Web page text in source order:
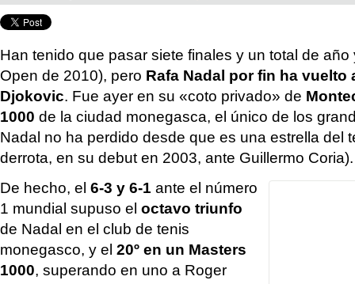
Han tenido que pasar siete finales y un total de
Open de 2010), pero Rafa Nadal por fin ha vuelto
Djokovic. Fue ayer en su «coto privado» de
1000 de la ciudad monegasca, el único de los
Nadal no ha perdido desde que es una estrella del
derrota, en su debut en 2003, ante Guillermo Coria).
De hecho, el 6-3 y 6-1 ante el número
1 mundial supuso el octavo triunfo
de Nadal en el club de tenis
monegasco, y el 20º en un Masters
1000, superando en uno a Roger